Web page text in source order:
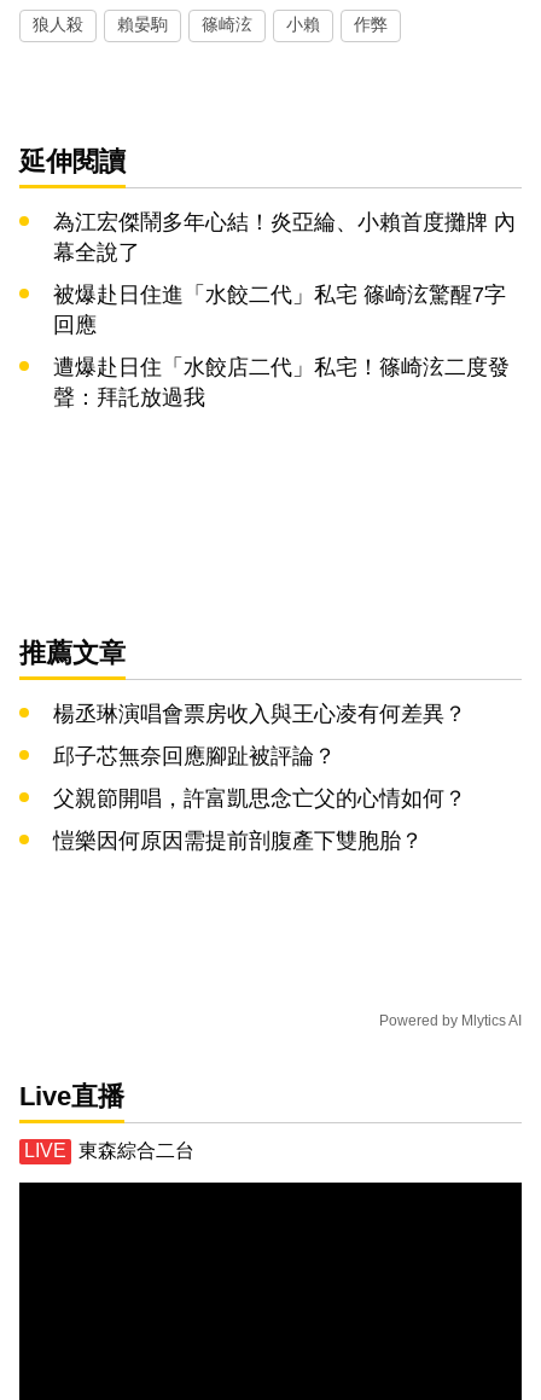
狼人殺 賴晏駒 篠崎泫 小賴 作弊
延伸閱讀
為江宏傑鬧多年心結！炎亞綸、小賴首度攤牌 內
幕全說了
被爆赴日住進「水餃二代」私宅 篠崎泫驚醒7字
回應
遭爆赴日住「水餃店二代」私宅！篠崎泫二度發
聲：拜託放過我
推薦文章
楊丞琳演唱會票房收入與王心凌有何差異？
邱子芯無奈回應腳趾被評論？
父親節開唱，許富凱思念亡父的心情如何？
愷樂因何原因需提前剖腹產下雙胞胎？
Powered by Mlytics AI
Live直播
東森綜合二台